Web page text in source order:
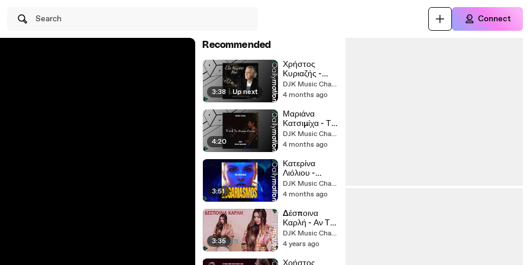
Search Connect
Recommended
3:38 | Up next
Χρήστος
Κυριαζής -
Έλα Μωράκι
Μου (Djpol
Remix 2025)
DJK Music Channel
4 months ago
4:20
Μαριάνα
Κατσιμίχα - Το
Βαλς Των
Χαμένων
(Dimitris
Zarogiannis
Remix)
DJK Music Channel
4 months ago
3:51
Κατερίνα
Λιόλιου -
Λογαριασμός
(Pablo Denuit
DJK Music Channel
4 months ago
3:35
Δέσποινα
Καρλή - Αν Τον
Βρείτε
DJK Music Channel (II)
4 years ago